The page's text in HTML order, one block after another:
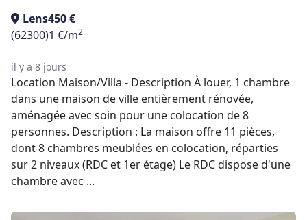
Lens450 €
(62300)1 €/m2
il y a 8 jours
Location Maison/Villa - Description À louer, 1 chambre
dans une maison de ville entièrement rénovée,
aménagée avec soin pour une colocation de 8
personnes. Description : La maison offre 11 pièces,
dont 8 chambres meublées en colocation, réparties
sur 2 niveaux (RDC et 1er étage) Le RDC dispose d'une
chambre avec ...